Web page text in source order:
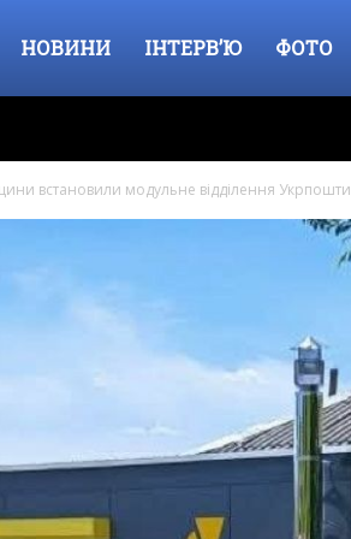
НОВИНИ ІНТЕРВ’Ю ФОТО
встановили модульне відділення Укрпошти